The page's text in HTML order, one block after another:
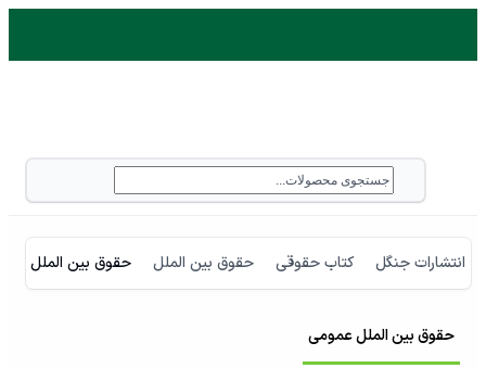
انتشارات جنگل کتاب حقوقی حقوق بین الملل حقوق بین الملل
حقوق بین الملل عمومی